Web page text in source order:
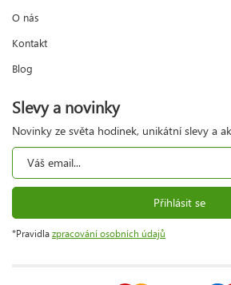
O nás
Kontakt
Blog
Slevy a novinky
Novinky ze světa hodinek, unikátní slevy a
Přihlásit se
*Pravidla zpracování osobních údajů